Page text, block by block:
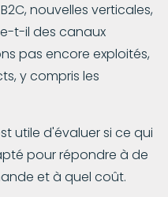
nouvelles verticales,
t-il des canaux
pas encore exploités,
y compris les
utile d'évaluer si ce qui
pour répondre à de
et à quel coût.